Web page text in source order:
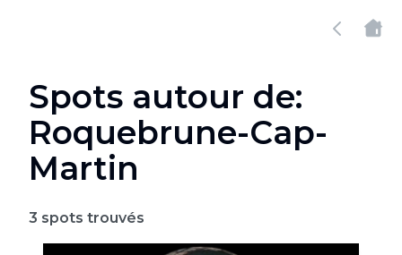
Spots autour de:
Roquebrune-Cap-
Martin
3 spots trouvés